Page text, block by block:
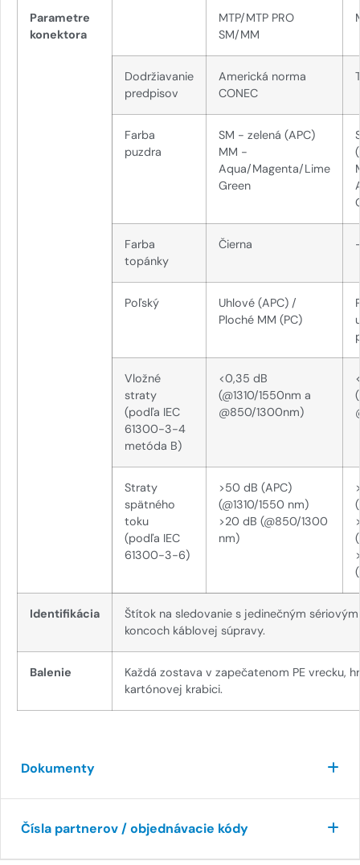
Parametre
konektora
MTP/MTP PRO
SM/MM
Dodržiavanie
predpisov
Americká norma
CONEC
Farba
puzdra
SM - zelená (APC)
MM -
Aqua/Magenta/Lime
Green
Farba
topánky
Čierna
Poľský
Uhlové (APC) /
Ploché MM (PC)
Vložné
straty
(podľa IEC
61300-3-4
metóda B)
<0,35 dB
(@1310/1550nm a
@850/1300nm)
Straty
spätného
toku
(podľa IEC
61300-3-6)
>50 dB (APC)
(@1310/1550 nm)
>20 dB (@850/1300
nm)
Identifikácia
Štítok na sledovanie s jedinečným
koncoch káblovej súpravy.
Balenie
Každá zostava v zapečatenom PE vrecku,
kartónovej krabici.
Dokumenty
Čísla partnerov / objednávacie kódy